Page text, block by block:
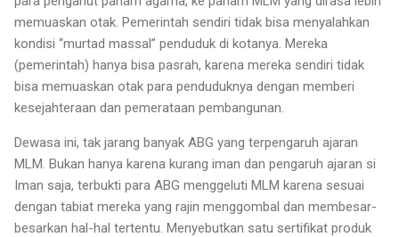
memuaskan otak. Pemerintah sendiri tidak bisa menyalahkan
kondisi “murtad massal” penduduk di kotanya. Mereka
(pemerintah) hanya bisa pasrah, karena mereka sendiri tidak
bisa memuaskan otak para penduduknya dengan memberi
kesejahteraan dan pemerataan pembangunan.
Dewasa ini, tak jarang banyak ABG yang terpengaruh ajaran
MLM. Bukan hanya karena kurang iman dan pengaruh ajaran si
Iman saja, terbukti para ABG menggeluti MLM karena sesuai
dengan tabiat mereka yang rajin menggombal dan membesar-
besarkan hal-hal tertentu. Menyebutkan satu sertifikat produk